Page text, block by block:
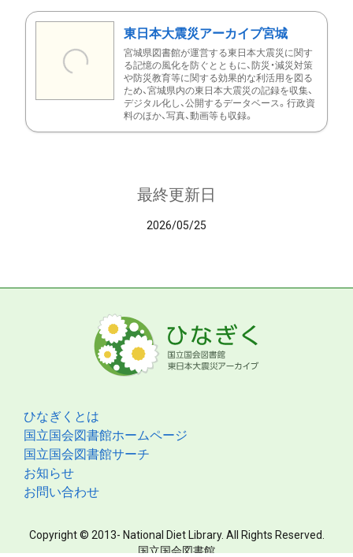
東日本大震災アーカイブ宮城
宮城県図書館が運営する東日本大震災に関す
る記憶の風化を防ぐとともに、防災・減災対策
や防災教育等に関する効果的な利活用を図る
ため、宮城県内の東日本大震災の記録を収集、
デジタル化し、公開するデータベース。行政資
料のほか、写真、動画等も収録。
最終更新日
2026/05/25
ひなぎくとは
国立国会図書館ホームページ
国立国会図書館サーチ
お知らせ
お問い合わせ
Copyright © 2013- National Diet Library. All Rights Reserved.